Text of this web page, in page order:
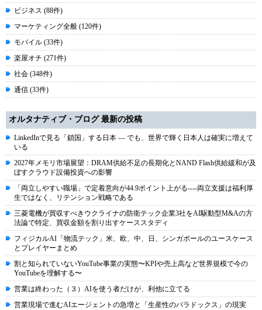
ビジネス (88件)
マーケティング全般 (120件)
モバイル (33件)
楽屋オチ (271件)
社会 (348件)
通信 (33件)
オルタナティブ・ブログ 最新の投稿
LinkedInで見る「鎖国」する日本 ― でも、世界で輝く日本人は確実に増えて
いる
2027年メモリ市場展望：DRAM供給不足の長期化とNAND Flash供給緩和が及
ぼすクラウド設備投資への影響
「両立しやすい職場」で定着意向が44.9ポイント上がる----両立支援は福利厚
生ではなく、リテンション戦略である
三菱電機が買収すべきウクライナの防衛テック企業3社をAI駆動型M&Aの方
法論で特定、買収金額を割り出すケーススタディ
フィジカルAI「物流テック」米、欧、中、日、シンガポールのユースケース
とプレイヤーまとめ
割と知られていないYouTube事業の実態〜KPIや売上高など世界規模で今の
YouTubeを理解する〜
営業は終わった（３）AIを使う者だけが、利他に立てる
営業現場で進むAIエージェントの急増と「生産性のパラドックス」の現実